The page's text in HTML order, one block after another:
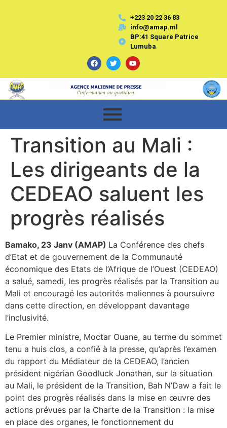
+223 20 22 36 83
info@amap.ml
BP:41 Square Patrice
Lumuba
Transition au Mali :
Les dirigeants de la
CEDEAO saluent les
progrès réalisés
Bamako, 23 Janv (AMAP) La Conférence des chefs
d’Etat et de gouvernement de la Communauté
économique des Etats de l’Afrique de l’Ouest (CEDEAO)
a salué, samedi, les progrès réalisés par la Transition au
Mali et encouragé les autorités maliennes à poursuivre
dans cette direction, en développant davantage
l’inclusivité.
Le Premier ministre, Moctar Ouane, au terme du sommet
tenu a huis clos, a confié à la presse, qu’après l’examen
du rapport du Médiateur de la CEDEAO, l’ancien
président nigérian Goodluck Jonathan, sur la situation
au Mali, le président de la Transition, Bah N’Daw a fait le
point des progrès réalisés dans la mise en œuvre des
actions prévues par la Charte de la Transition : la mise
en place des organes, le fonctionnement du